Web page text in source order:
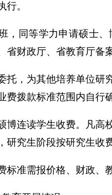
行。
，同等学力申请硕士
省财政厅、省教育厅备
托，为其他培养单位
费拨款标准范围内自行
博连读学生收费。凡高
研究生阶段按研究生收
标准需报价格、财政、